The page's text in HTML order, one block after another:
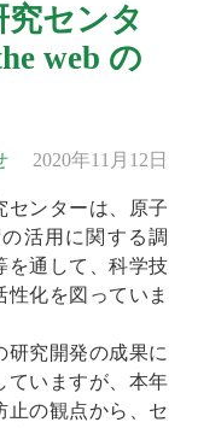
センタ
web の
2020年11月12日
ンターは、原子
活用に関する調
を通して、科学技
化を図っていま
究開発の成果に
ていますが、本年
止の観点から、セ